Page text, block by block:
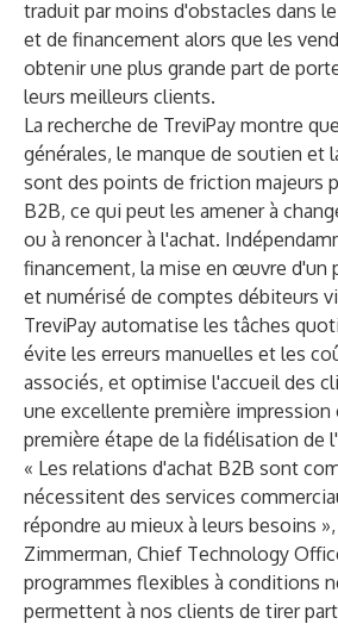
traduit par moins d'obstacles dans
et de financement alors que les
obtenir une plus grande part de
leurs meilleurs clients.
La recherche de TreviPay montre
générales, le manque de soutien et
sont des points de friction majeurs
B2B, ce qui peut les amener à
ou à renoncer à l'achat.
financement, la mise en œuvre d'un
et numérisé de comptes débiteurs
TreviPay automatise les tâches
évite les erreurs manuelles et les
associés, et optimise l'accueil des
une excellente première
première étape de la fidélisation de
« Les relations d'achat B2B sont
nécessitent des services
répondre au mieux à leurs besoins
Zimmerman, Chief Technology
programmes flexibles à conditions
permettent à nos clients de tirer